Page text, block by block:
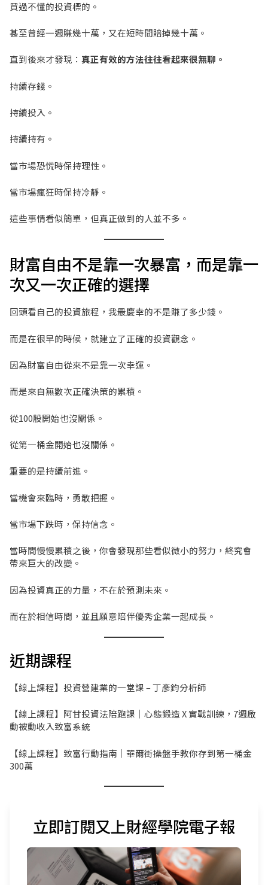
買過不懂的投資標的。
甚至曾經一週賺幾十萬，又在短時間賠掉幾十萬。
直到後來才發現： 真正有效的方法往往看起來很無聊。
持續存錢。
持續投入。
持續持有。
當市場恐慌時保持理性。
當市場瘋狂時保持冷靜。
這些事情看似簡單，但真正做到的人並不多。
財富自由不是靠一次暴富，而是靠一
次又一次正確的選擇
回頭看自己的投資旅程，我最慶幸的不是賺了多少錢。
而是在很早的時候，就建立了正確的投資觀念。
因為財富自由從來不是靠一次幸運。
而是來自無數次正確決策的累積。
從100股開始也沒關係。
從第一桶金開始也沒關係。
重要的是持續前進。
當機會來臨時，勇敢把握。
當市場下跌時，保持信念。
當時間慢慢累積之後，你會發現那些看似微小的努力，終究會
帶來巨大的改變。
因為投資真正的力量，不在於預測未來。
而在於相信時間，並且願意陪伴優秀企業一起成長。
近期課程
【線上課程】投資營建業的一堂課 – 丁彥鈞分析師
【線上課程】阿甘投資法陪跑課｜心態鍛造 X 實戰訓練，7週啟
動被動收入致富系統
【線上課程】致富行動指南｜華爾街操盤手教你存到第一桶金
300萬
立即訂閱又上財經學院電子報